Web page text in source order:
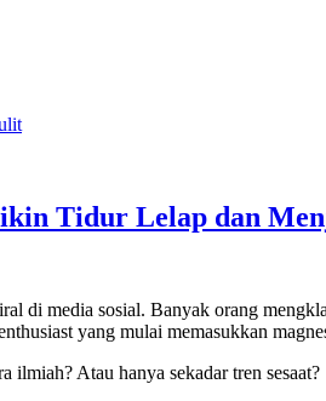
Tidur Lelap dan
di media sosial. Banyak orang
yang mulai memasukkan
ilmiah? Atau hanya sekadar tren sesaat?